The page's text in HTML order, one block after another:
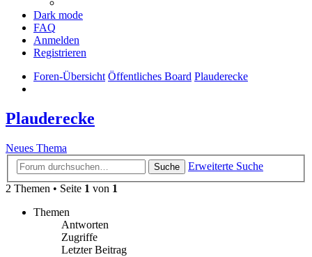
Dark mode
FAQ
Anmelden
Registrieren
Foren-Übersicht Öffentliches Board Plauderecke
Plauderecke
Neues Thema
Suche
Erweiterte Suche
2 Themen • Seite 1 von 1
Themen
Antworten
Zugriffe
Letzter Beitrag